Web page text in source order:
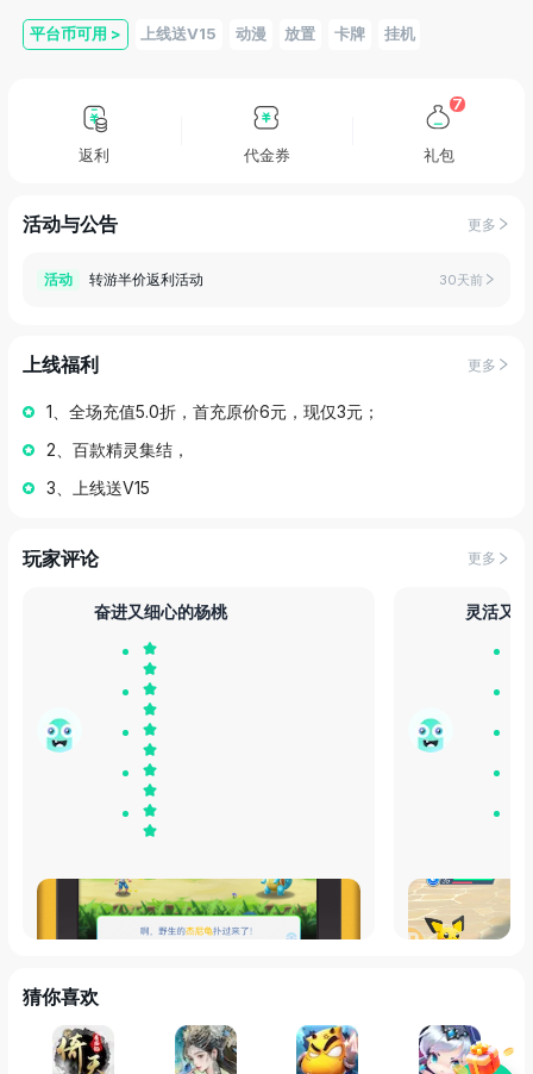
平台币可用 > 上线送V15 动漫 放置 卡牌 挂机
返利 代金券 礼包
7
活动与公告 更多
活动 转游半价返利活动 30天前
上线福利 更多
1、全场充值5.0折，首充原价6元，现仅3元；
2、百款精灵集结，
3、上线送V15
玩家评论 更多
奋进又细心的杨桃
这个画面是真有感觉，难得遇上一个这么还
原游戏机画面的，很难不点赞啊
发布于30天前
灵活又
我的比卡超呢，
场！皮超还是没
星挺快的，送的
发布于30天前
猜你喜欢